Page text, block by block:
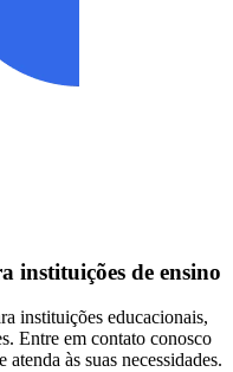
instituições de ensino
instituições educacionais,
Entre em contato conosco
às suas necessidades.